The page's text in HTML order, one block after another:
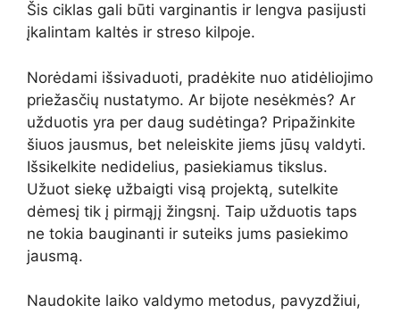
Šis ciklas gali būti varginantis ir lengva pasijusti
įkalintam kaltės ir streso kilpoje.
Norėdami išsivaduoti, pradėkite nuo atidėliojimo
priežasčių nustatymo. Ar bijote nesėkmės? Ar
užduotis yra per daug sudėtinga? Pripažinkite
šiuos jausmus, bet neleiskite jiems jūsų valdyti.
Išsikelkite nedidelius, pasiekiamus tikslus.
Užuot siekę užbaigti visą projektą, sutelkite
dėmesį tik į pirmąjį žingsnį. Taip užduotis taps
ne tokia bauginanti ir suteiks jums pasiekimo
jausmą.
Naudokite laiko valdymo metodus, pavyzdžiui,